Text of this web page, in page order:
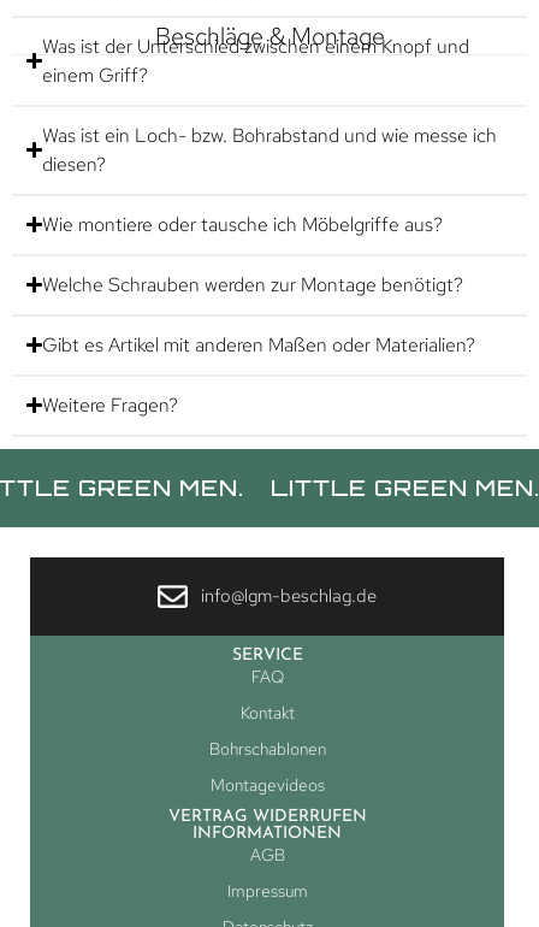
Beschläge & Montage
Was ist der Unterschied zwischen einem Knopf und
einem Griff?
Was ist ein Loch- bzw. Bohrabstand und wie messe ich
diesen?
Wie montiere oder tausche ich Möbelgriffe aus?
Welche Schrauben werden zur Montage benötigt?
Gibt es Artikel mit anderen Maßen oder Materialien?
Weitere Fragen?
MEN. LITTLE GREEN MEN.
info@lgm-beschlag.de
SERVICE
FAQ
Kontakt
Bohrschablonen
Montagevideos
VERTRAG WIDERRUFEN
INFORMATIONEN
AGB
Impressum